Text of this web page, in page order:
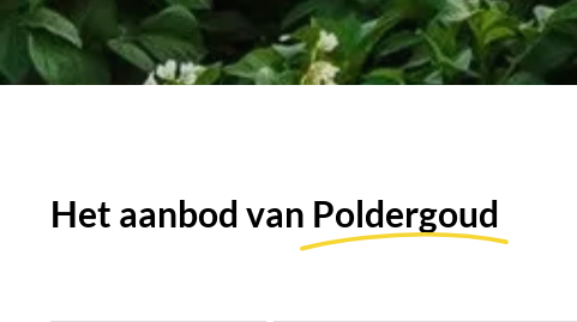
Het aanbod van Poldergoud